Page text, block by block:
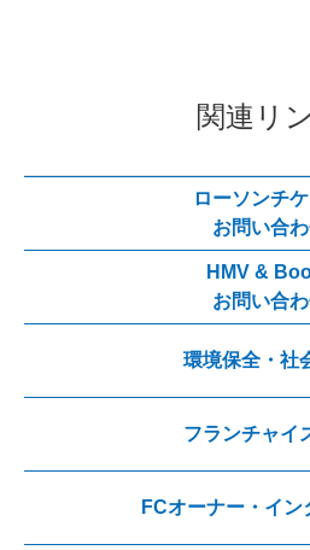
関連リ
ローソンチ
お問い合
HMV &
お問い合
環境保全・社
フランチャイ
FCオーナー・イン